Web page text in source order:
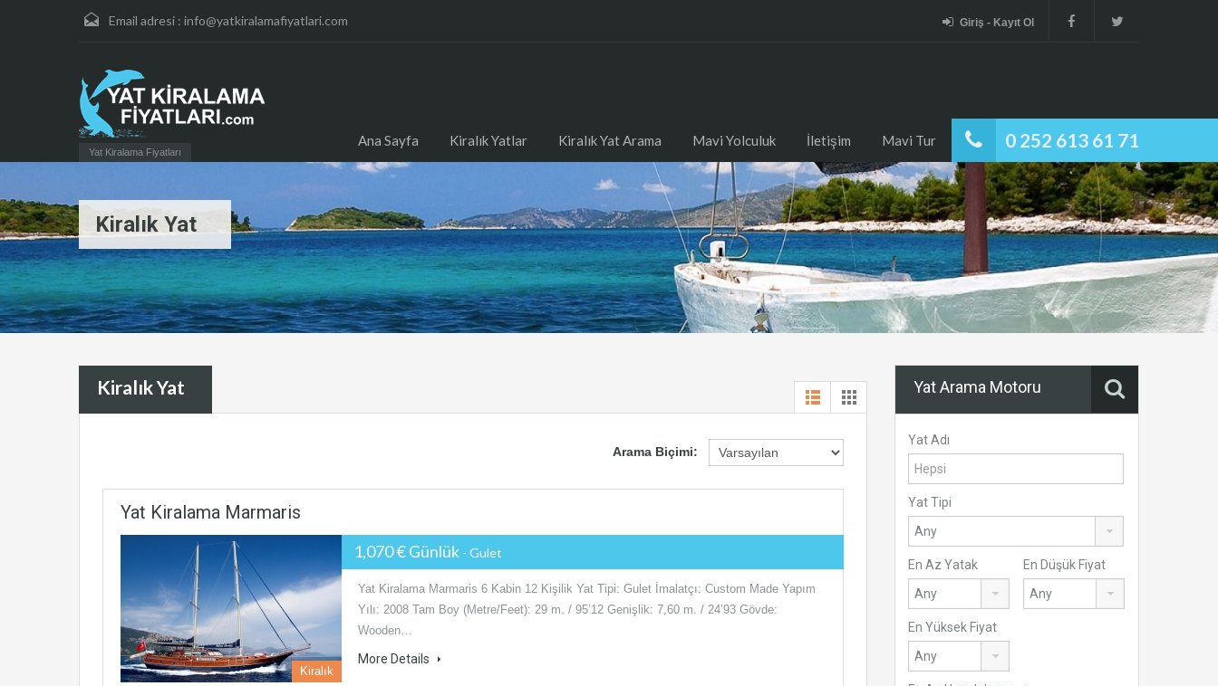
Email adresi : info@yatkiralamafiyatlari.com Giriş - Kayıt Ol
Yat Kiralama Fiyatları
0 252 613 61 71
Ana Sayfa Kiralık Yatlar Kiralık Yat Arama Mavi Yolculuk İletişim Mavi Tur
Kiralık Yat
Kiralık Yat
Arama Biçimi:
Yat Kiralama Marmaris
Kiralık
1,070 € Günlük - Gulet
Yat Kiralama Marmaris 6 Kabin 12 Kişilik Yat Tipi: Gulet İmalatçı: Custom Made Yapım
Yılı: 2008 Tam Boy (Metre/Feet): 29 m. / 95’12 Genişlik: 7,60 m. / 24’93 Gövde:
Wooden…
More Details
Yat Arama Motoru
Yat Adı
Yat Tipi
En Az Yatak En Düşük Fiyat
En Yüksek Fiyat